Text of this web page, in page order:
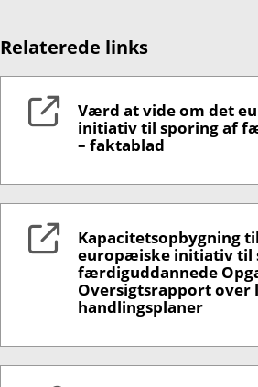
Relaterede links
Værd at vide om det
initiativ til sporing af
– faktablad
Kapacitetsopbygning
europæiske initiativ til
færdiguddannede
Oversigtsrapport over
handlingsplaner